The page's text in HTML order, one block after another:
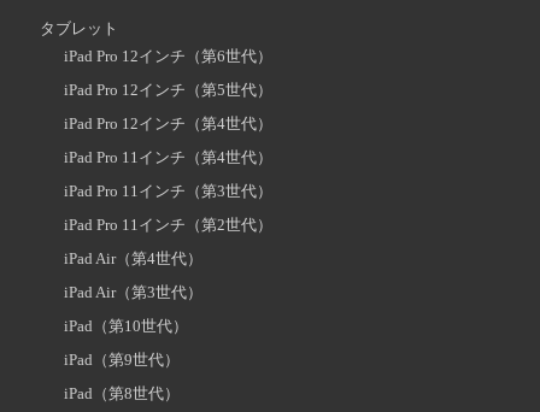
タブレット
iPad Pro 12インチ（第6世代）
iPad Pro 12インチ（第5世代）
iPad Pro 12インチ（第4世代）
iPad Pro 11インチ（第4世代）
iPad Pro 11インチ（第3世代）
iPad Pro 11インチ（第2世代）
iPad Air（第4世代）
iPad Air（第3世代）
iPad（第10世代）
iPad（第9世代）
iPad（第8世代）